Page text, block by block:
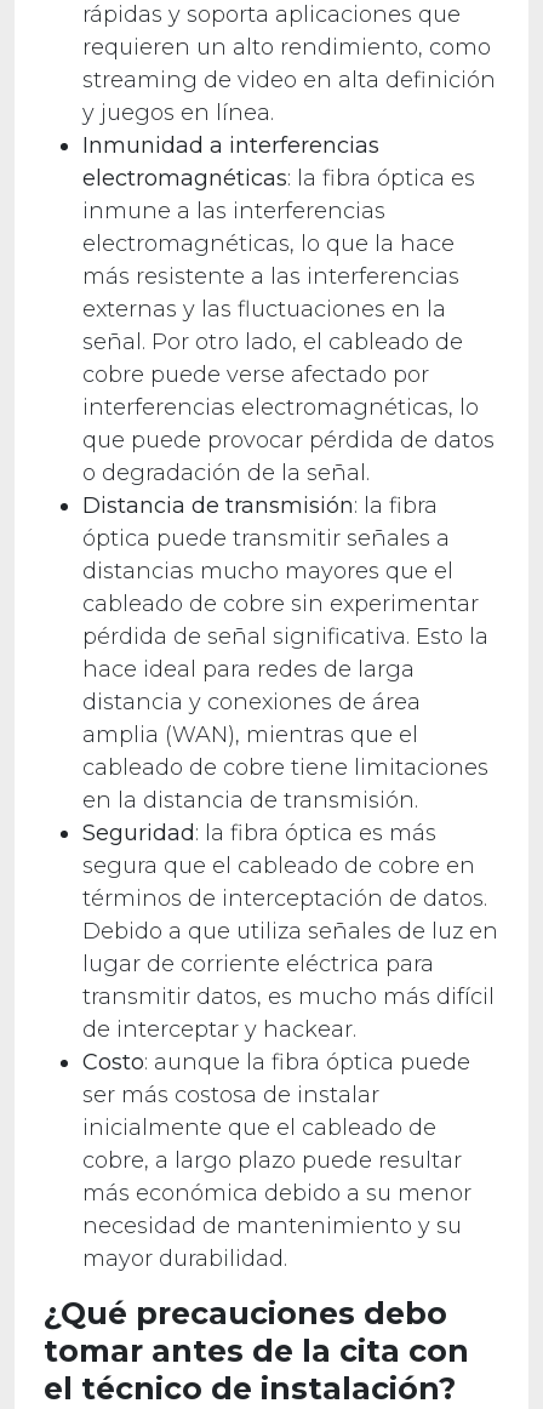
rápidas y soporta aplicaciones que
requieren un alto rendimiento, como
streaming de video en alta definición
y juegos en línea.
Inmunidad a interferencias
electromagnéticas: la fibra óptica es
inmune a las interferencias
electromagnéticas, lo que la hace
más resistente a las interferencias
externas y las fluctuaciones en la
señal. Por otro lado, el cableado de
cobre puede verse afectado por
interferencias electromagnéticas, lo
que puede provocar pérdida de datos
o degradación de la señal.
Distancia de transmisión: la fibra
óptica puede transmitir señales a
distancias mucho mayores que el
cableado de cobre sin experimentar
pérdida de señal significativa. Esto la
hace ideal para redes de larga
distancia y conexiones de área
amplia (WAN), mientras que el
cableado de cobre tiene limitaciones
en la distancia de transmisión.
Seguridad: la fibra óptica es más
segura que el cableado de cobre en
términos de interceptación de datos.
Debido a que utiliza señales de luz en
lugar de corriente eléctrica para
transmitir datos, es mucho más difícil
de interceptar y hackear.
Costo: aunque la fibra óptica puede
ser más costosa de instalar
inicialmente que el cableado de
cobre, a largo plazo puede resultar
más económica debido a su menor
necesidad de mantenimiento y su
mayor durabilidad.
¿Qué precauciones debo
tomar antes de la cita con
el técnico de instalación?